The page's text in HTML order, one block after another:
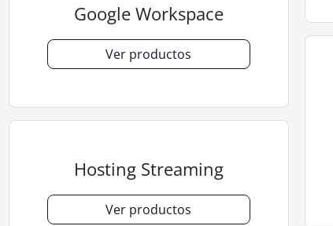
Google Workspace
Ver productos
Hosting Streaming
Ver productos